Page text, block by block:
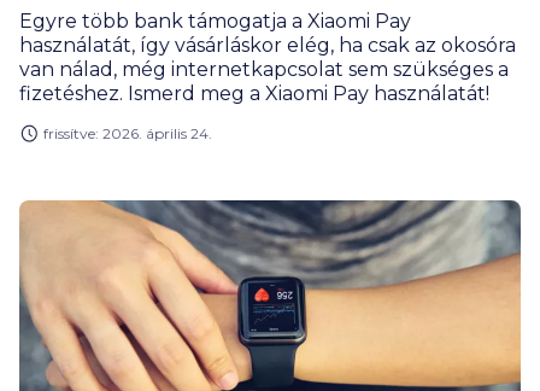
Egyre több bank támogatja a Xiaomi Pay
használatát, így vásárláskor elég, ha csak az okosóra
van nálad, még internetkapcsolat sem szükséges a
fizetéshez. Ismerd meg a Xiaomi Pay használatát!
frissítve: 2026. április 24.